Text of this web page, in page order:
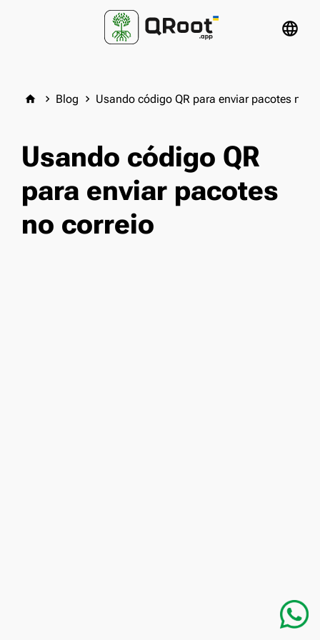
language
home keyboard_arrow_right Blog keyboard_arrow_right Usando código QR para enviar pacotes no
Usando código QR
para enviar pacotes
no correio